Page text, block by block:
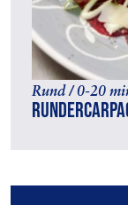
Rund / 0-20